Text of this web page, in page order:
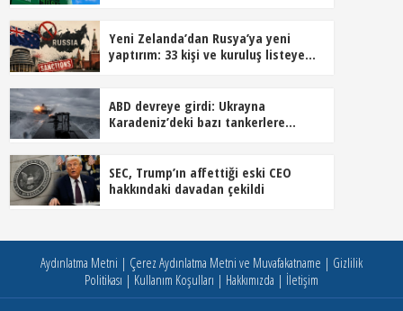
Yeni Zelanda’dan Rusya’ya yeni
yaptırım: 33 kişi ve kuruluş listeye
ABD devreye girdi: Ukrayna
Karadeniz’deki bazı tankerlere
SEC, Trump’ın affettiği eski CEO
hakkındaki davadan çekildi
Aydınlatma Metni | Çerez Aydınlatma Metni ve Muvafakatname | Gizlilik
Politikası | Kullanım Koşulları | Hakkımızda | İletişim